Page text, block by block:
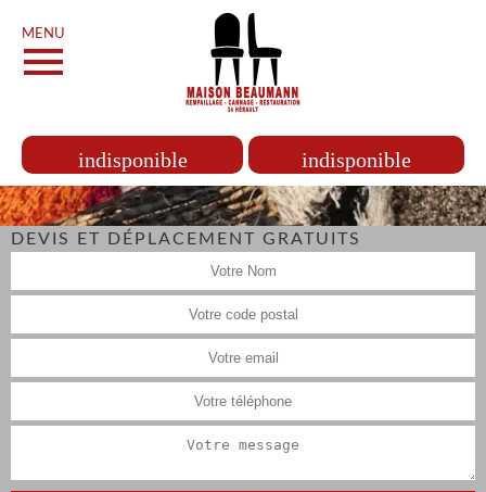
MENU
indisponible indisponible
DEVIS ET DÉPLACEMENT GRATUITS